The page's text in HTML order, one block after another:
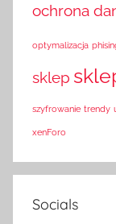
ochrona
optymalizacja
sklep
szyfrowanie trendy
xenForo
Socials